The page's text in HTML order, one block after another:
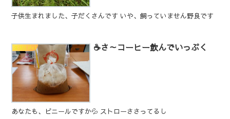
子供生まれました、子だくさんです いや、飼っていません野良です
生活[Life] ☕さ～コーヒー飲んでいっぷく
あなたも、ビニールですか💦 ストローささってるし